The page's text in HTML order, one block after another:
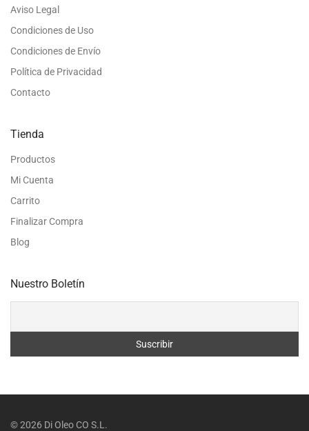
Aviso Legal
Condiciones de Uso
Condiciones de Envío
Política de Privacidad
Contacto
Tienda
Productos
Mi Cuenta
Carrito
Finalizar Compra
Blog
Nuestro Boletín
©2026 Di Oleo CO S.L.